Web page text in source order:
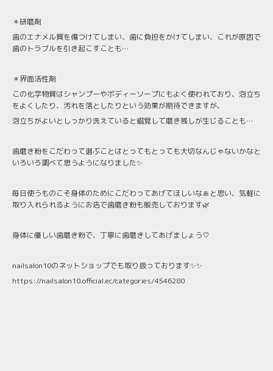
＊研磨剤
歯のエナメル質を傷つけてしまい、歯に負担をかけてしまい、これが原因で
歯のトラブルを引き起こすことも…
＊界面活性剤
この化学物質はシャンプーやボディーソープにもよく使われており、泡立ち
をよくしたり、汚れを落としたりという効果が期待できますが、
泡立ちがよいとしっかり洗えていると錯覚して磨き残しが生じることも…
歯磨き粉をこだわって選ぶことはとってもとっても大切なんじゃないかなと
いろいろ調べて思うようになりました✨
毎日使うものこそ身体のためにこだわってあげてほしいなぁと思い、気軽に
取り入れられるようにお店で歯磨き粉も販売しております🌿
身体に優しい歯磨き粉で、丁寧に歯磨きしてあげましょう♡
nailsalon10のネットショップでも取り扱っております✨✨
https://nailsalon10.official.ec/categories/4546280